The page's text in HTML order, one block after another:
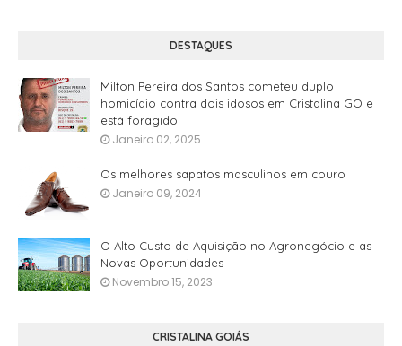
DESTAQUES
Milton Pereira dos Santos cometeu duplo
homicídio contra dois idosos em Cristalina GO e
está foragido
Janeiro 02, 2025
Os melhores sapatos masculinos em couro
Janeiro 09, 2024
O Alto Custo de Aquisição no Agronegócio e as
Novas Oportunidades
Novembro 15, 2023
CRISTALINA GOIÁS